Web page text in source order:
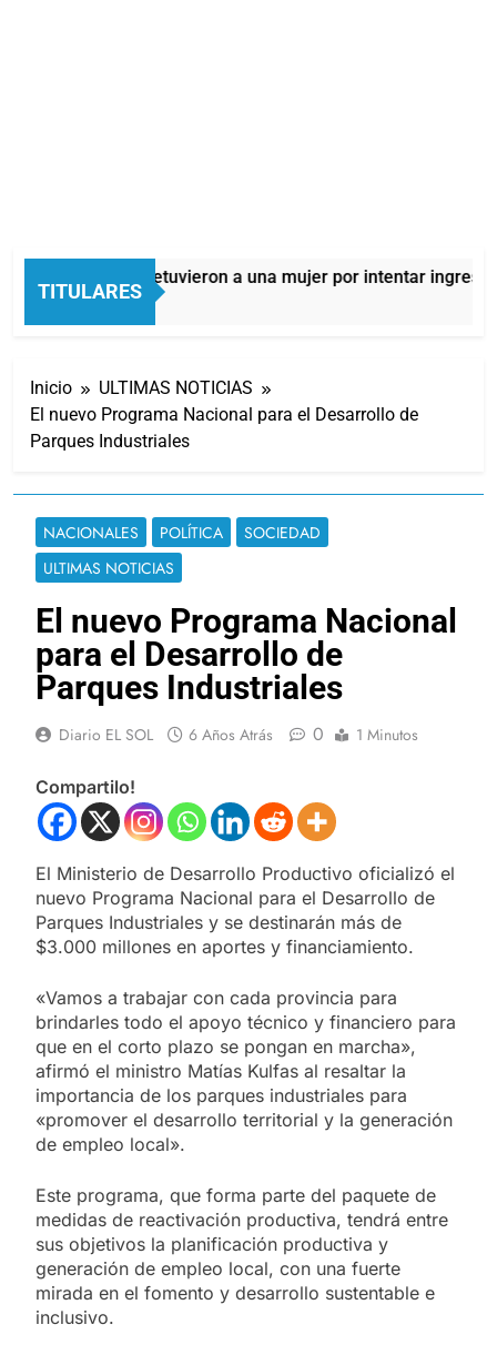
TITULARES
Quilmes: detuvieron a una mujer por intentar
11 Horas Atrás
Inicio
ULTIMAS NOTICIAS
El nuevo Programa Nacional para el Desarrollo de
Parques Industriales
NACIONALES POLÍTICA
SOCIEDAD
ULTIMAS NOTICIAS
El nuevo Programa Nacional
para el Desarrollo de
Parques Industriales
Diario EL SOL 6 Años Atrás 0 1 Minutos
Compartilo!
El Ministerio de Desarrollo Productivo oficializó el
nuevo Programa Nacional para el Desarrollo de
Parques Industriales y se destinarán más de
$3.000 millones en aportes y financiamiento.
«Vamos a trabajar con cada provincia para
brindarles todo el apoyo técnico y financiero para
que en el corto plazo se pongan en marcha»,
afirmó el ministro Matías Kulfas al resaltar la
importancia de los parques industriales para
«promover el desarrollo territorial y la generación
de empleo local».
Este programa, que forma parte del paquete de
medidas de reactivación productiva, tendrá entre
sus objetivos la planificación productiva y
generación de empleo local, con una fuerte
mirada en el fomento y desarrollo sustentable e
inclusivo.